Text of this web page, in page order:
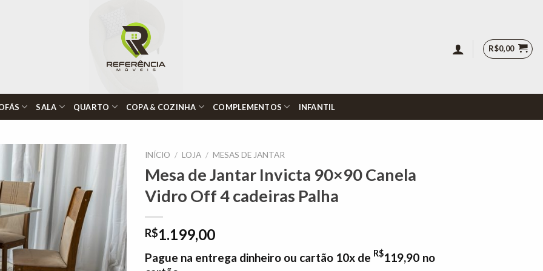
R$0,00
SALA QUARTO COPA & COZINHA COMPLEMENTOS INFANTIL
Adicionar
à lista de
desejos"
INÍCIO / LOJA / MESAS DE JANTAR
Mesa de Jantar Invicta 90×90 Canela
Vidro Off 4 cadeiras Palha
R$1.199,00
Pague na entrega dinheiro ou cartão 10x de R$119,90 no